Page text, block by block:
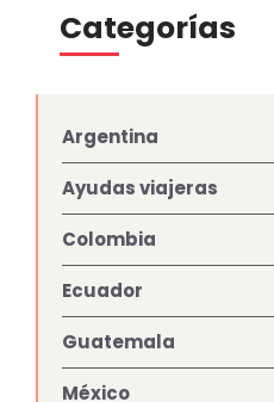
Categorías
Argentina
Ayudas viajeras
Colombia
Ecuador
Guatemala
México